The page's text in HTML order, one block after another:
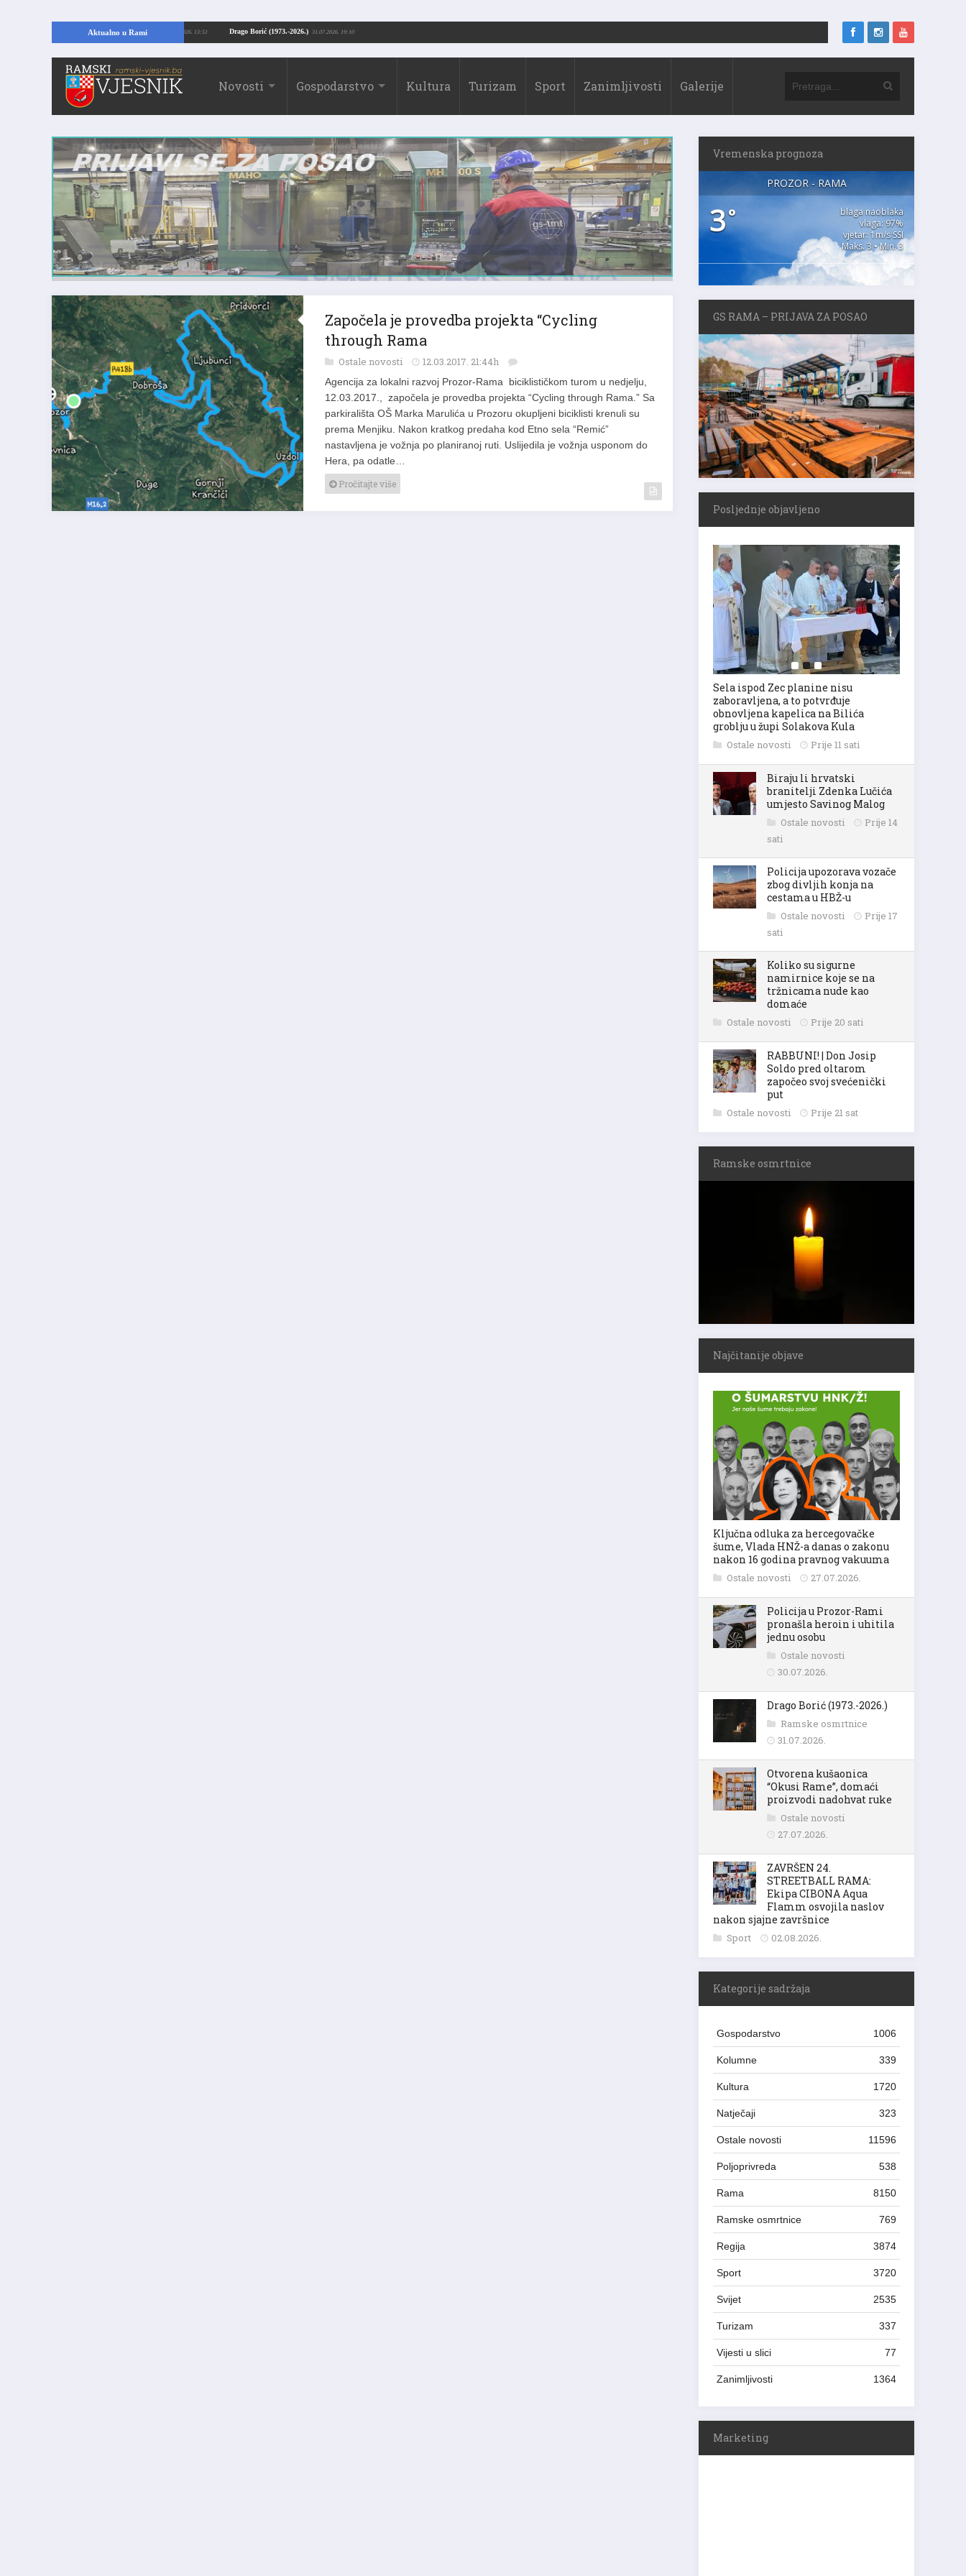
Aktualno u Rami Drago Borić (1973.-2026.) 31.07.2026. 19:10
Kopajući temelje kuće, pronašao vrijedne arheološke ostatke 24.07.2026. 13:51
Novosti Gospodarstvo Kultura Turizam Sport Zanimljivosti Galerije
Započela je provedba projekta “Cycling
through Rama
Ostale novosti 12.03.2017. 21:44h
Agencija za lokalni razvoj Prozor-Rama biciklističkom turom u nedjelju,
12.03.2017., započela je provedba projekta “Cycling through Rama.” Sa
parkirališta OŠ Marka Marulića u Prozoru okupljeni biciklisti krenuli su
prema Menjiku. Nakon kratkog predaha kod Etno sela “Remić”
nastavljena je vožnja po planiranoj ruti. Uslijedila je vožnja usponom do
Hera, pa odatle…
Pročitajte više
Vremenska prognoza
PROZOR - RAMA
3°
blaga naoblaka
vlaga: 97%
vjetar: 1m/s SSI
Maks. 3 • Min. 3
GS RAMA – PRIJAVA ZA POSAO
Posljednje objavljeno
Sela ispod Zec planine nisu
zaboravljena, a to potvrđuje
obnovljena kapelica na Bilića
groblju u župi Solakova Kula
Ostale novosti Prije 11 sati
Biraju li hrvatski
branitelji Zdenka Lučića
umjesto Savinog Malog
Ostale novosti
Prije 14
sati
Policija upozorava vozače
zbog divljih konja na
cestama u HBŽ-u
Ostale novosti
Prije 17
sati
Koliko su sigurne
namirnice koje se na
tržnicama nude kao
domaće
Ostale novosti Prije 20 sati
RABBUNI! | Don Josip
Soldo pred oltarom
započeo svoj svećenički
put
Ostale novosti Prije 21 sat
Ramske osmrtnice
Najčitanije objave
Ključna odluka za hercegovačke
šume, Vlada HNŽ-a danas o zakonu
nakon 16 godina pravnog vakuuma
Ostale novosti 27.07.2026.
Policija u Prozor-Rami
pronašla heroin i uhitila
jednu osobu
Ostale novosti
30.07.2026.
Drago Borić (1973.-2026.)
Ramske osmrtnice
31.07.2026.
Otvorena kušaonica
“Okusi Rame”, domaći
proizvodi nadohvat ruke
Ostale novosti
27.07.2026.
ZAVRŠEN 24.
STREETBALL RAMA:
Ekipa CIBONA Aqua
Flamm osvojila naslov
nakon sjajne završnice
Sport 02.08.2026.
Kategorije sadržaja
Gospodarstvo 1006
Kolumne 339
Kultura 1720
Natječaji 323
Ostale novosti 11596
Poljoprivreda 538
Rama 8150
Ramske osmrtnice 769
Regija 3874
Sport 3720
Svijet 2535
Turizam 337
Vijesti u slici 77
Zanimljivosti 1364
Marketing